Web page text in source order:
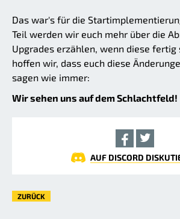
Das war's für die
Teil werden wir euch mehr über die
Upgrades erzählen, wenn diese fertig
hoffen wir, dass euch diese
sagen wie immer:
Wir sehen uns auf dem Schlachtfeld!
AUF DISCORD
ZURÜCK